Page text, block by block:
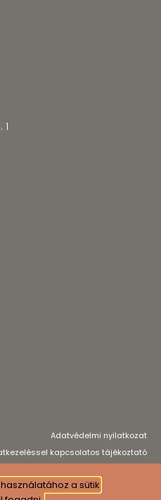
1
Adatvédelmi nyilatkozat
kapcsolatos tájékoztató
partnereink elérhetőségéért
vegye fel velünk a kapcsolatot!
a sütik